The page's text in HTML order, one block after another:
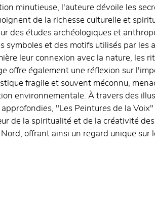
minutieuse, l'auteure dévoile les
de la richesse culturelle et
des études archéologiques et
symboles et des motifs utilisés par les
leur connexion avec la nature, les
offre également une réflexion sur
fragile et souvent méconnu,
environnementale. À travers des
"Les Peintures de la
de la spiritualité et de la créativité
offrant ainsi un regard unique sur